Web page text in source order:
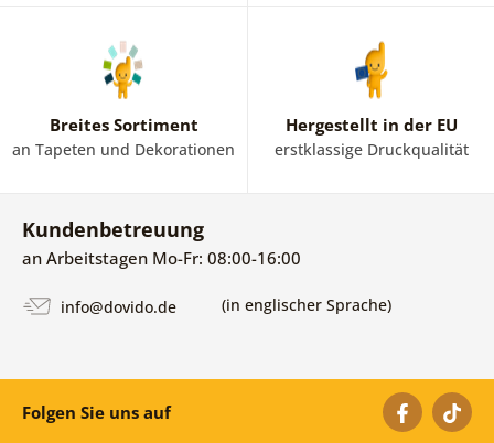
sich hervorragend für das Wohnzimmer eignen.
Breites Sortiment
an Tapeten und Dekorationen
Hergestellt in der EU
erstklassige Druckqualität
Kundenbetreuung
an Arbeitstagen Mo-Fr: 08:00-16:00
info@dovido.de (in englischer Sprache)
Folgen Sie uns auf